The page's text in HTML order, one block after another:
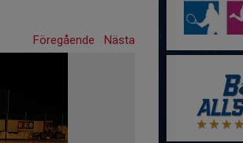
Föregående Nästa